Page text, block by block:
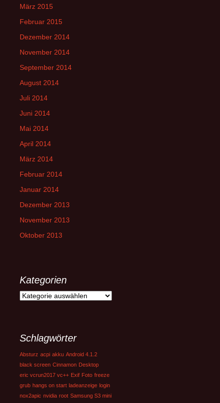
März 2015
Februar 2015
Dezember 2014
November 2014
September 2014
August 2014
Juli 2014
Juni 2014
Mai 2014
April 2014
März 2014
Februar 2014
Januar 2014
Dezember 2013
November 2013
Oktober 2013
Kategorien
Kategorien
Schlagwörter
Absturz acpi akku Android 4.1.2
black screen Cinnamon Desktop
eric vcrun2017 vc++ Exif Foto freeze
grub hangs on start ladeanzeige login
nox2apic nvidia root Samsung S3 mini